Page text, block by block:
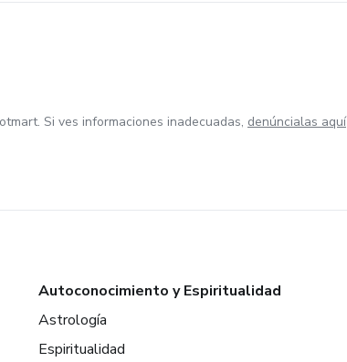
Si ves informaciones inadecuadas, denúncialas aquí
Autoconocimiento y Espiritualidad
Astrología
Espiritualidad